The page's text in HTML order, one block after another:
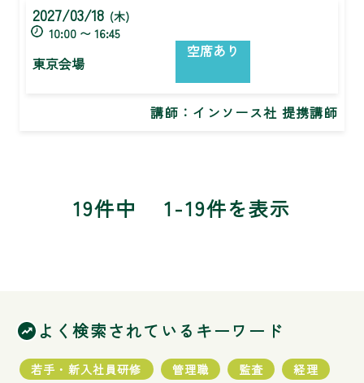
2027/03/18 (木)
10:00 〜 16:45
東京会場
空席あり
講師：インソース社 提携講師
19件中 1-19件を表示
よく検索されているキーワード
若手・新入社員研修 管理職 監査
経理